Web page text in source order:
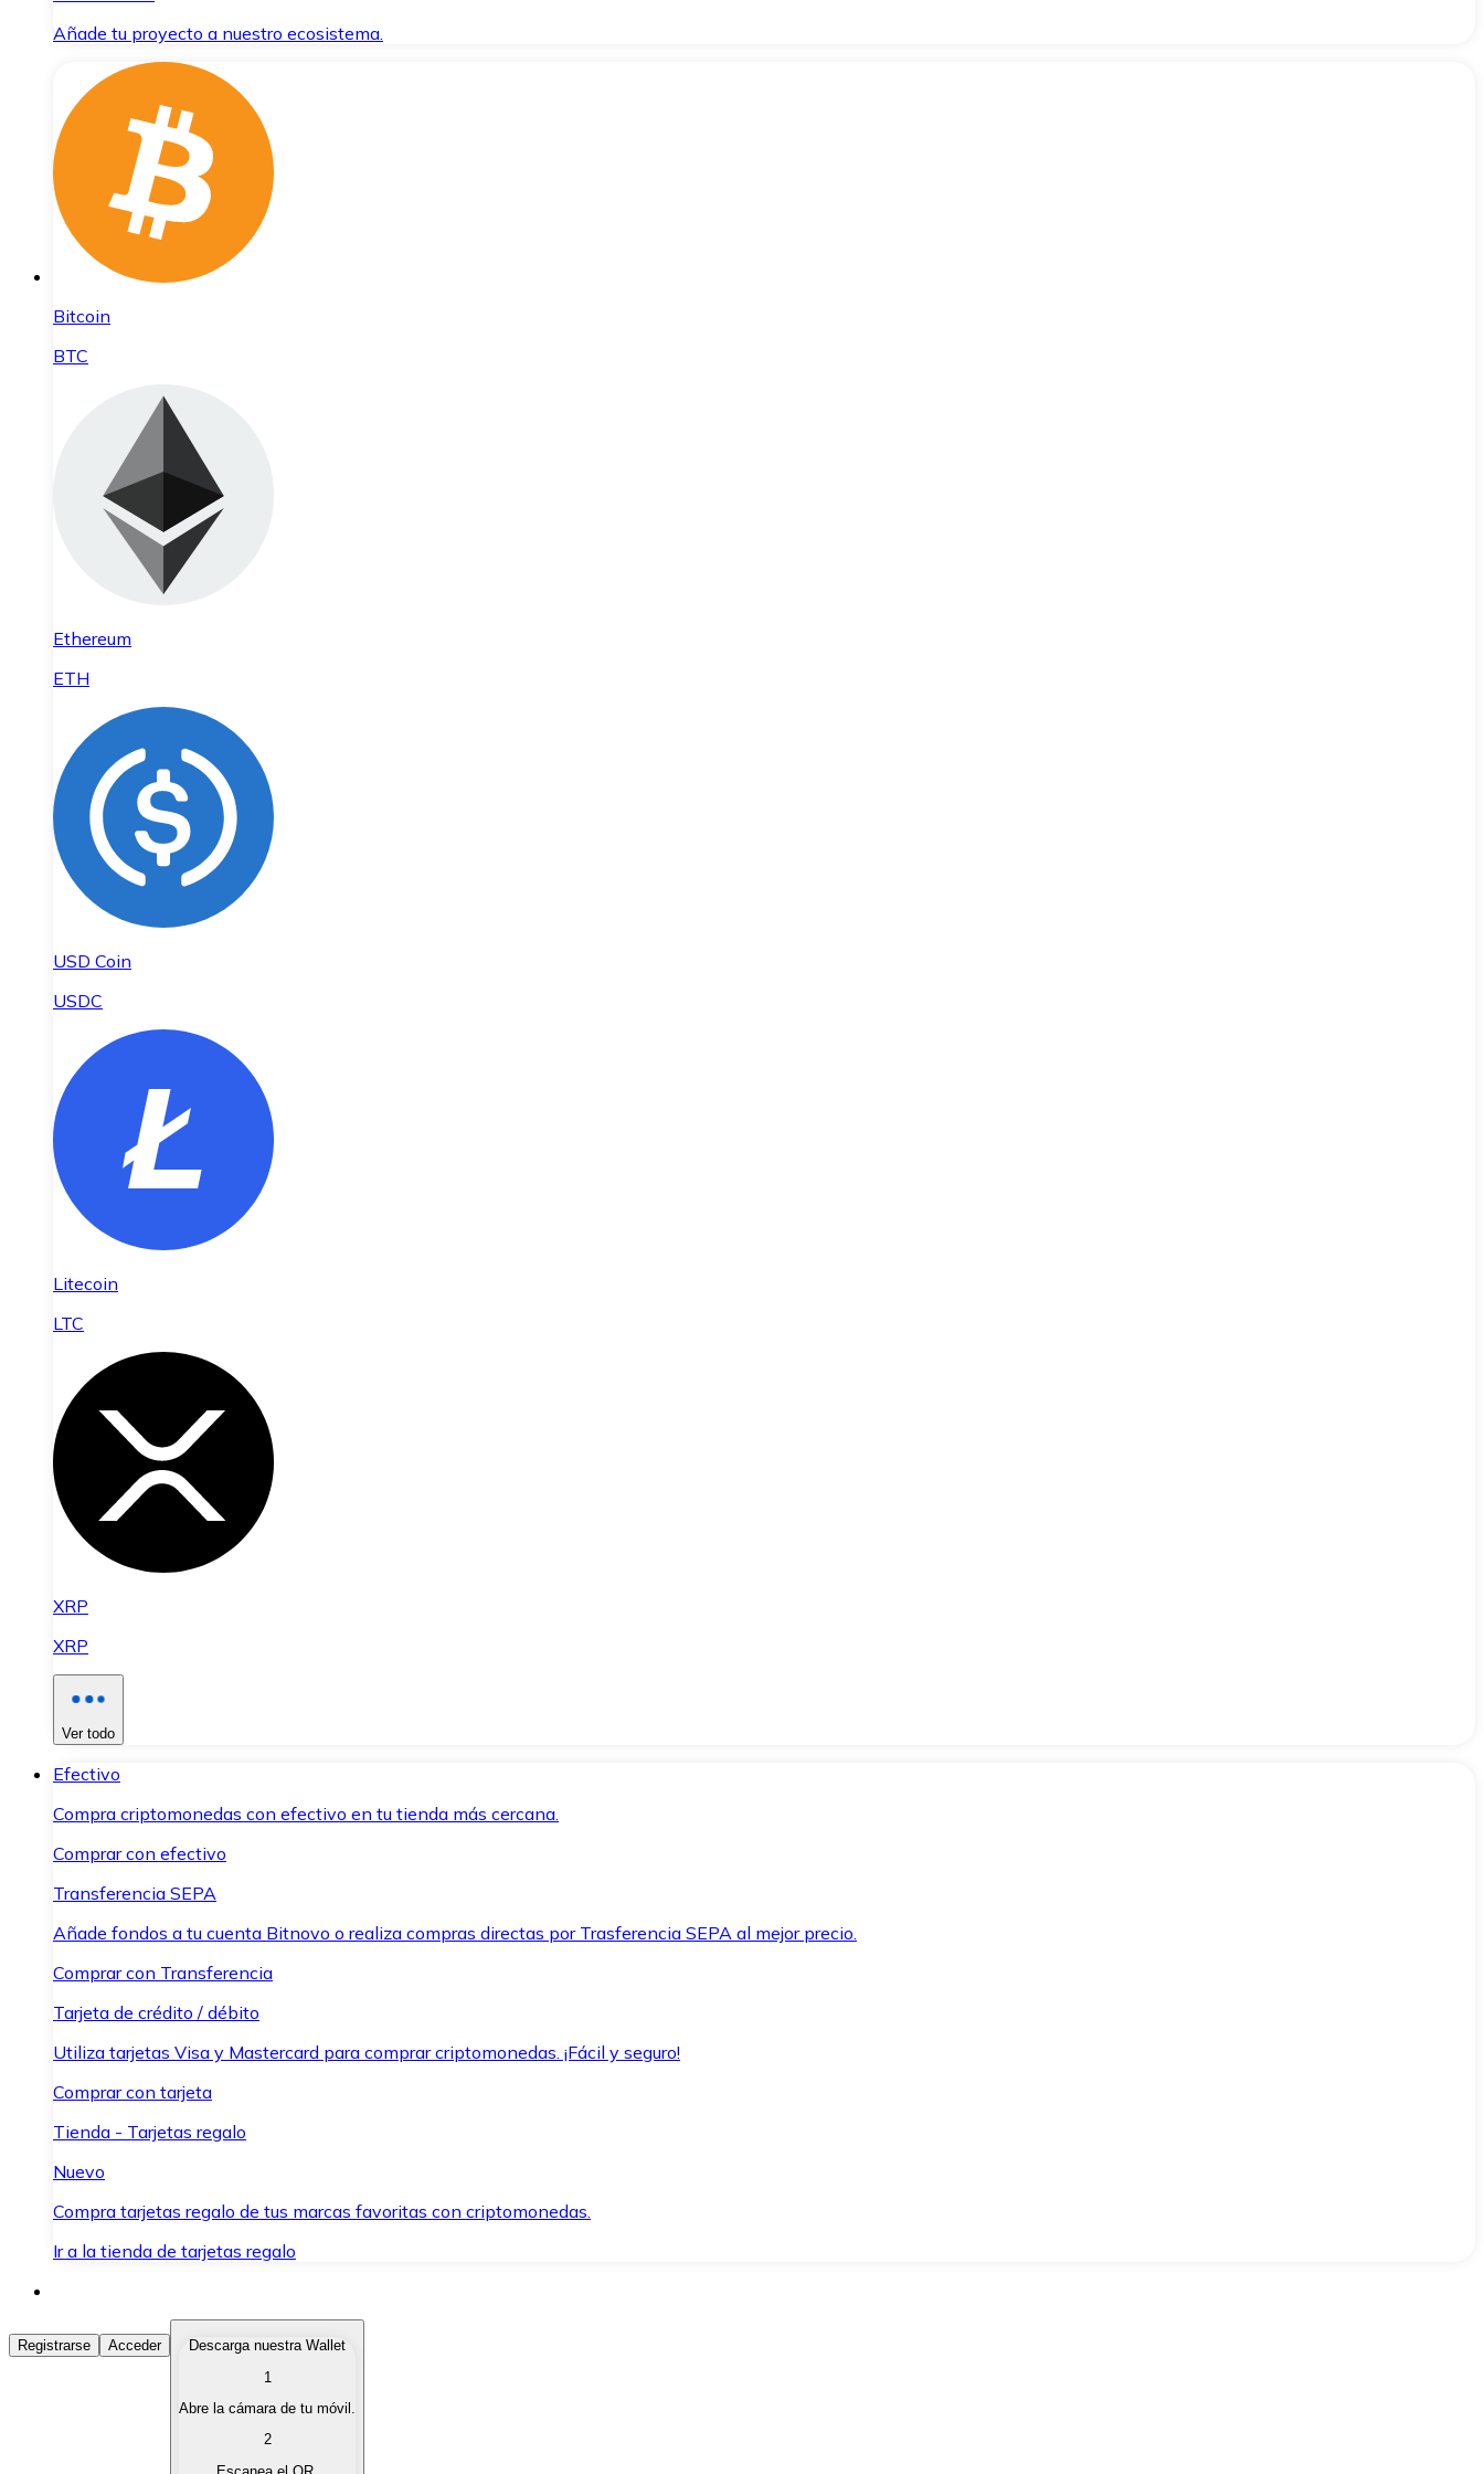
Añade tu proyecto a nuestro ecosistema.
Bitcoin
BTC
Ethereum
ETH
USD Coin
USDC
Litecoin
LTC
XRP
XRP
Ver todo
Efectivo
Compra criptomonedas con efectivo en tu tienda más cercana.
Comprar con efectivo
Transferencia SEPA
Añade fondos a tu cuenta Bitnovo o realiza compras directas por Trasferencia SEPA al mejor precio.
Comprar con Transferencia
Tarjeta de crédito / débito
Utiliza tarjetas Visa y Mastercard para comprar criptomonedas. ¡Fácil y seguro!
Comprar con tarjeta
Tienda - Tarjetas regalo
Nuevo
Compra tarjetas regalo de tus marcas favoritas con criptomonedas.
Ir a la tienda de tarjetas regalo
Comprar Criptomonedas
Compra criptomonedas con diferentes métodos de pago.
Vende tus criptomonedas de forma rápida y segura.
Registrarse Acceder
Descarga nuestra Wallet
1
Abre la cámara de tu móvil.
2